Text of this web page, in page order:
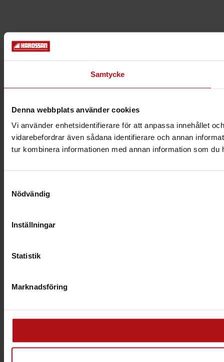
Samtycke
Denna webbplats använder cookies
Vi använder enhetsidentifierare för att anpassa innehållet
vidarebefordrar även sådana identifierare och annan
tur kombinera informationen med annan information som
Nödvändig
Inställningar
Statistik
Marknadsföring